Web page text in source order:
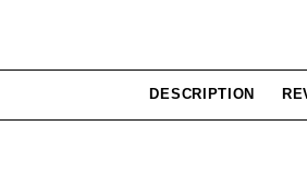
DESCRIPTION